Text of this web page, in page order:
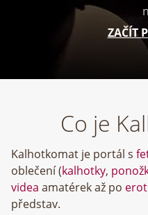
ZAČÍT
Co je
Kalhotkomat je portál s
oblečení (kalhotky,
videa amatérek až po
představ.